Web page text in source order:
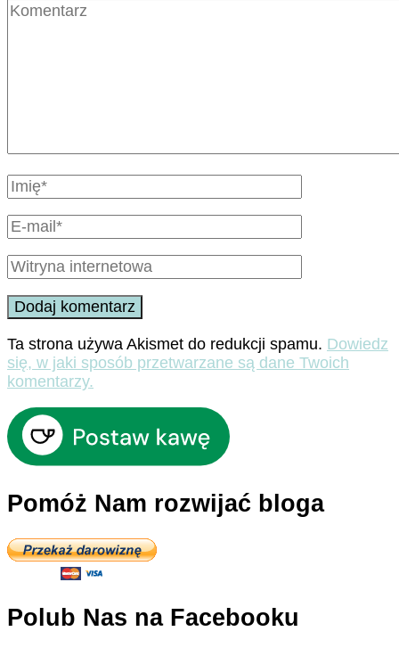
Ta strona używa Akismet do redukcji spamu. Dowiedz
się, w jaki sposób przetwarzane są dane Twoich
komentarzy.
Pomóż Nam rozwijać bloga
Polub Nas na Facebooku